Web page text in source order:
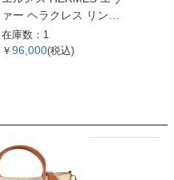
ァー ヘラクレス リング
指輪 #47 K18WG 3.2g
ホワイトゴールド レデ
在庫数：1
￥ 96,000(税込)